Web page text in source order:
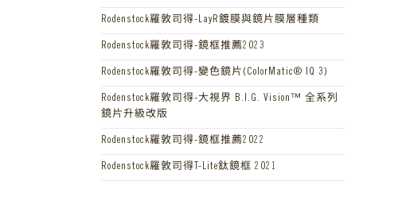
Rodenstock羅敦司得-LayR鍍膜與鏡片膜層種類
Rodenstock羅敦司得-鏡框推薦2023
Rodenstock羅敦司得-變色鏡片(ColorMatic® IQ 3)
Rodenstock羅敦司得-大視界 B.I.G. Vision™ 全系列
鏡片升級改版
Rodenstock羅敦司得-鏡框推薦2022
Rodenstock羅敦司得T-Lite鈦鏡框 2021